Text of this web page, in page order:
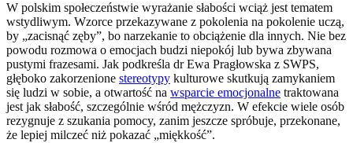
W polskim społeczeństwie wyrażanie słabości wciąż jest tematem
wstydliwym. Wzorce przekazywane z pokolenia na pokolenie uczą,
by „zacisnąć zęby”, bo narzekanie to obciążenie dla innych. Nie bez
powodu rozmowa o emocjach budzi niepokój lub bywa zbywana
pustymi frazesami. Jak podkreśla dr Ewa Pragłowska z SWPS,
głęboko zakorzenione stereotypy kulturowe skutkują zamykaniem
się ludzi w sobie, a otwartość na wsparcie emocjonalne traktowana
jest jak słabość, szczególnie wśród mężczyzn. W efekcie wiele osób
rezygnuje z szukania pomocy, zanim jeszcze spróbuje, przekonane,
że lepiej milczeć niż pokazać „miękkość”.